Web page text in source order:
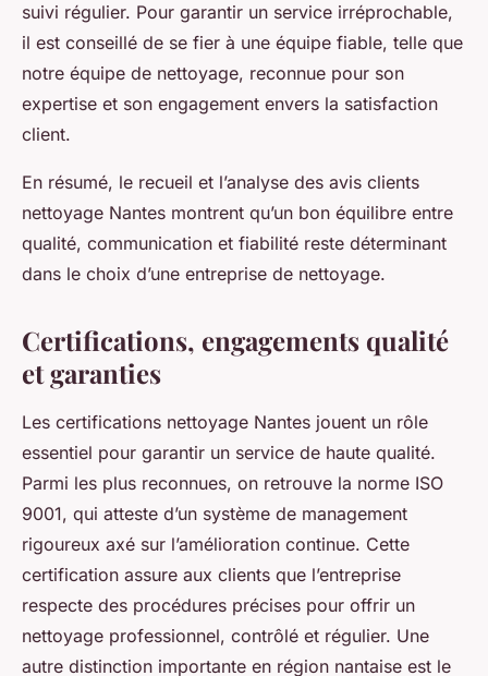
suivi régulier. Pour garantir un service irréprochable,
il est conseillé de se fier à une équipe fiable, telle que
notre équipe de nettoyage, reconnue pour son
expertise et son engagement envers la satisfaction
client.
En résumé, le recueil et l’analyse des avis clients
nettoyage Nantes montrent qu’un bon équilibre entre
qualité, communication et fiabilité reste déterminant
dans le choix d’une entreprise de nettoyage.
Certifications, engagements qualité
et garanties
Les certifications nettoyage Nantes jouent un rôle
essentiel pour garantir un service de haute qualité.
Parmi les plus reconnues, on retrouve la norme ISO
9001, qui atteste d’un système de management
rigoureux axé sur l’amélioration continue. Cette
certification assure aux clients que l’entreprise
respecte des procédures précises pour offrir un
nettoyage professionnel, contrôlé et régulier. Une
autre distinction importante en région nantaise est le